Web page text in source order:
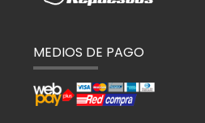
MEDIOS DE PAGO